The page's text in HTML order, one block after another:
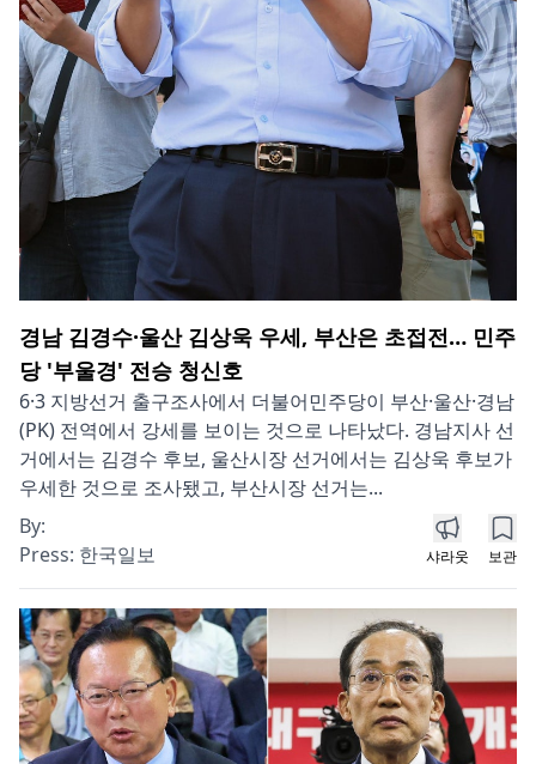
경남 김경수·울산 김상욱 우세, 부산은 초접전… 민주
당 '부울경' 전승 청신호
6·3 지방선거 출구조사에서 더불어민주당이 부산·울산·경남
(PK) 전역에서 강세를 보이는 것으로 나타났다. 경남지사 선
거에서는 김경수 후보, 울산시장 선거에서는 김상욱 후보가
우세한 것으로 조사됐고, 부산시장 선거는...
By:
Press: 한국일보 샤라웃 보관